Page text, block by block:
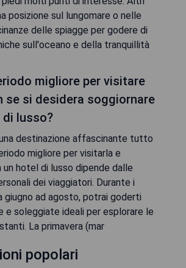
posizione sul lungomare o nelle
delle spiagge per godere di
sull'oceano e della tranquillità
migliore per visitare
se si desidera soggiornare
di lusso?
destinazione affascinante tutto
migliore per visitarla e
un hotel di lusso dipende dalle
dei viaggiatori. Durante i
giugno ad agosto, potrai goderti
e soleggiate ideali per esplorare le
La primavera (mar
popolari